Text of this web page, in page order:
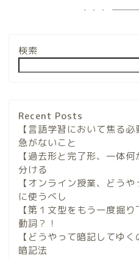
検索
Recent Posts
【言語学習において焦る
急がないこと
【過去形と完了形、一体
分ける
【オンライン授業、どう
に使うべし
【第１文型をもう一度掘
動詞？！
【どうやって暗記してゆ
暗記法